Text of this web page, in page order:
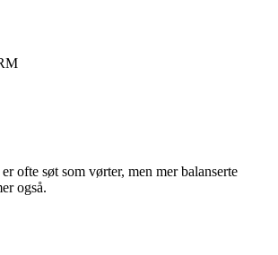
ofte søt som vørter, men mer balanserte
også.